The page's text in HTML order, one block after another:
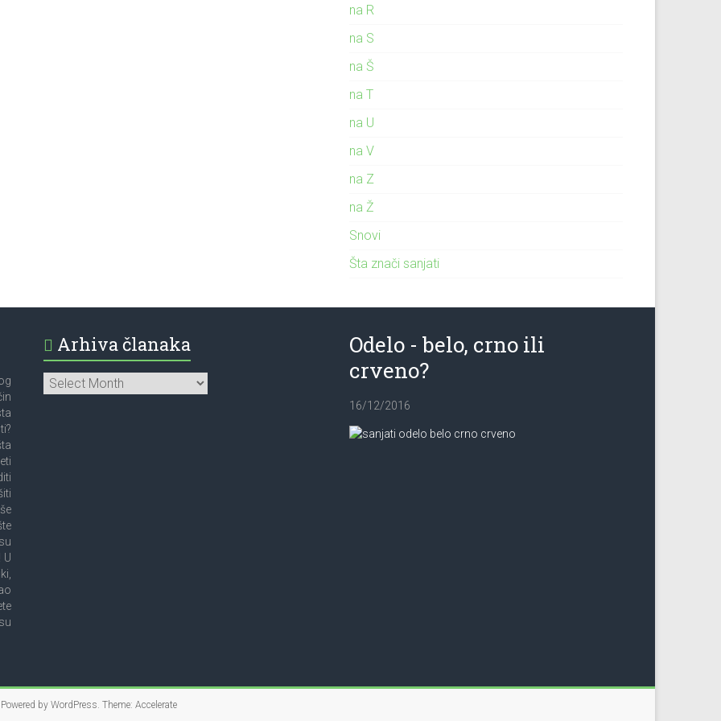
na R
na S
na Š
na T
na U
na V
na Z
na Ž
Snovi
Šta znači sanjati
U
Arhiva članaka
Odelo - belo, crno ili
crveno?
16/12/2016
Powered by WordPress. Theme: Accelerate